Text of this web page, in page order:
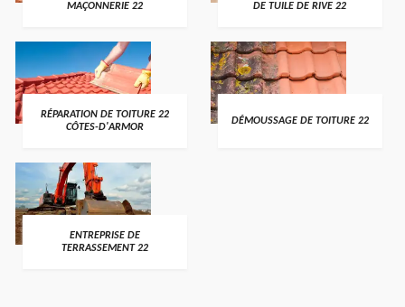
MAÇONNERIE 22
DE TUILE DE RIVE 22
RÉPARATION DE TOITURE 22
CÔTES-D'ARMOR
DÉMOUSSAGE DE TOITURE 22
ENTREPRISE DE
TERRASSEMENT 22